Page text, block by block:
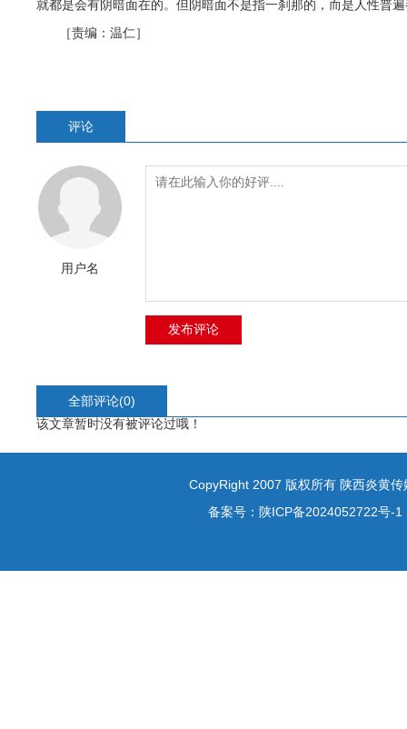
就都是会有阴暗面在的。但阴暗面不是指一刹那的，而是人性普
［责编：温仁］
评论
用户名
全部评论(0)
该文章暂时没有被评论过哦！
CopyRight 2007 版权所有 陕西炎黄传
备案号： 陕ICP备2024052722号-1